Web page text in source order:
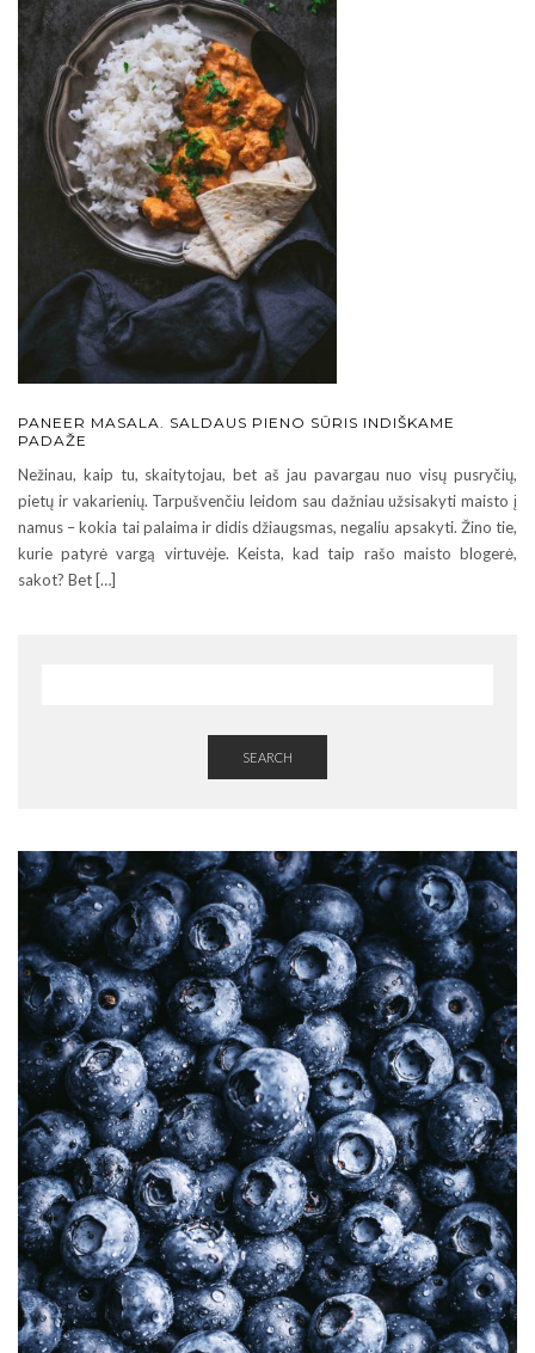
PANEER MASALA. SALDAUS PIENO SŪRIS INDIŠKAME
PADAŽE
Nežinau, kaip tu, skaitytojau, bet aš jau pavargau nuo visų pusryčių,
pietų ir vakarienių. Tarpušvenčiu leidom sau dažniau užsisakyti maisto į
namus – kokia tai palaima ir didis džiaugsmas, negaliu apsakyti. Žino tie,
kurie patyrė vargą virtuvėje. Keista, kad taip rašo maisto blogerė,
sakot? Bet […]
SEARCH